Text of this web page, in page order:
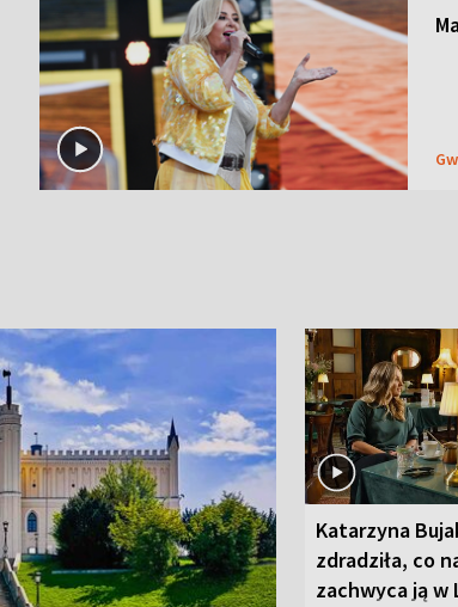
Katarzyna
zdradziła, co
zachwyca ją w